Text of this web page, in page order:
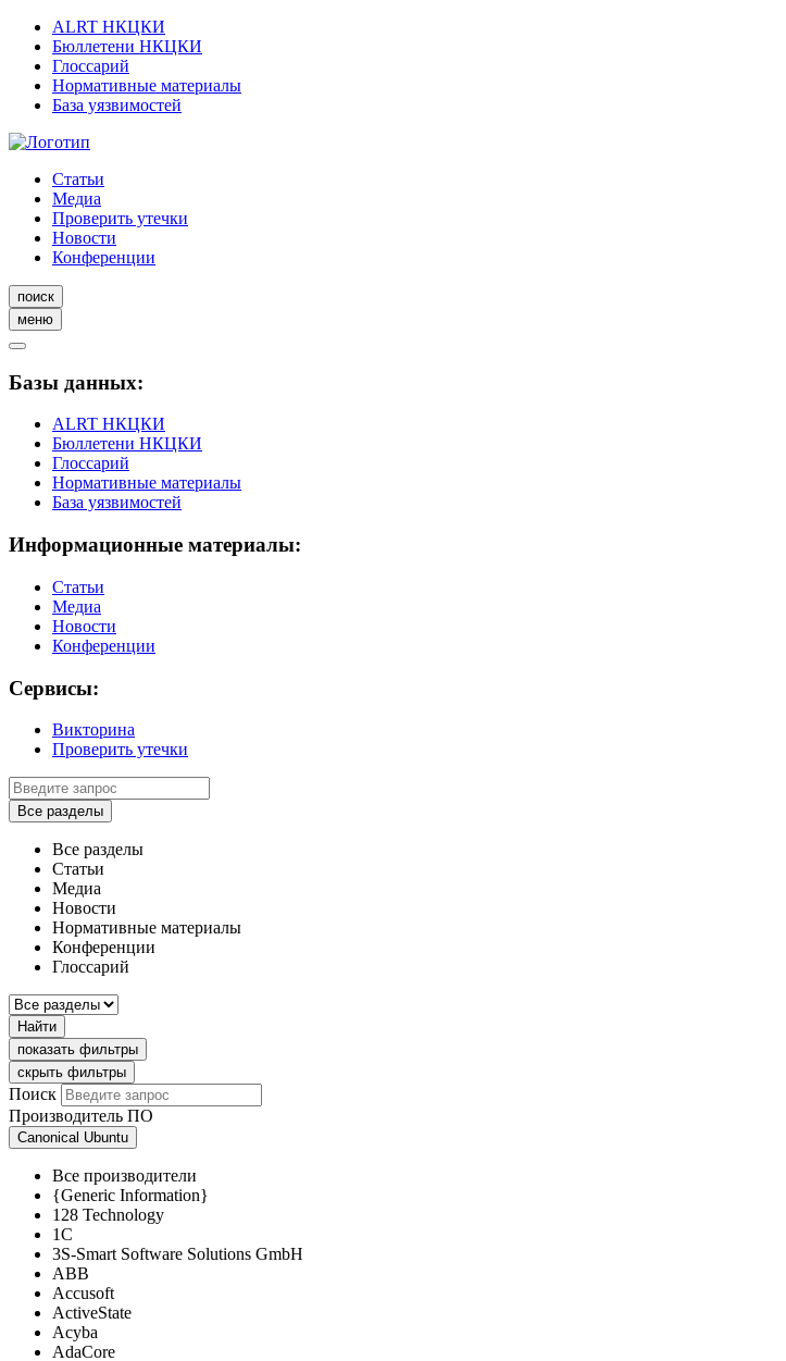
ALRT НКЦКИ
Бюллетени НКЦКИ
Глоссарий
Нормативные материалы
База уязвимостей
Статьи
Медиа
Проверить утечки
Новости
Конференции
поиск
меню
Базы данных:
ALRT НКЦКИ
Бюллетени НКЦКИ
Глоссарий
Нормативные материалы
База уязвимостей
Информационные материалы:
Статьи
Медиа
Новости
Конференции
Сервисы:
Викторина
Проверить утечки
Все разделы
Все разделы
Статьи
Медиа
Новости
Нормативные материалы
Конференции
Глоссарий
Найти
показать фильтры
скрыть фильтры
Поиск
Производитель ПО
Canonical Ubuntu
Все производители
{Generic Information}
128 Technology
1C
3S-Smart Software Solutions GmbH
ABB
Accusoft
ActiveState
Acyba
AdaCore